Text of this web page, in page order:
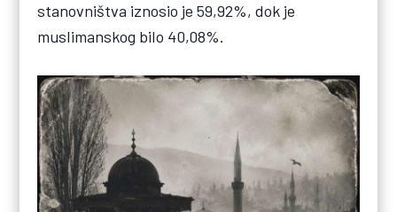
stanovništva iznosio je 59,92%, dok je
muslimanskog bilo 40,08%.